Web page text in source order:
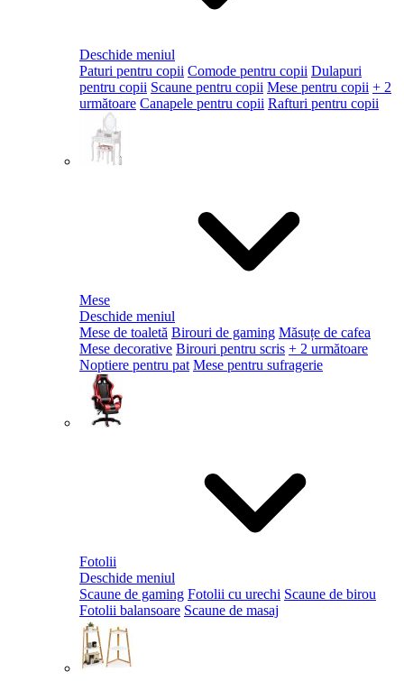
Deschide meniul
Paturi pentru copii Comode pentru copii Dulapuri
pentru copii Scaune pentru copii Mese pentru copii + 2
următoare Canapele pentru copii Rafturi pentru copii
Mese
Deschide meniul
Mese de toaletă Birouri de gaming Măsuțe de cafea
Mese decorative Birouri pentru scris + 2 următoare
Noptiere pentru pat Mese pentru sufragerie
Fotolii
Deschide meniul
Scaune de gaming Fotolii cu urechi Scaune de birou
Fotolii balansoare Scaune de masaj